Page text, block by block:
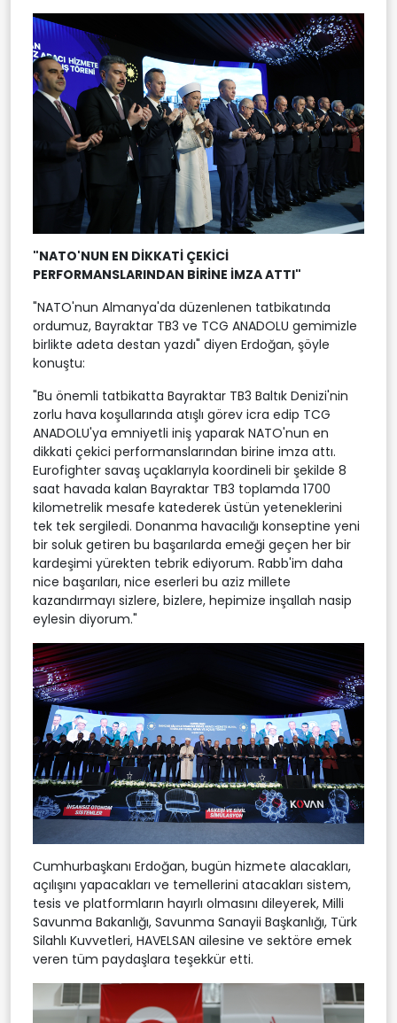
"NATO'NUN EN DİKKATİ ÇEKİCİ
PERFORMANSLARINDAN BİRİNE İMZA ATTI"
"NATO'nun Almanya'da düzenlenen tatbikatında
ordumuz, Bayraktar TB3 ve TCG ANADOLU gemimizle
birlikte adeta destan yazdı" diyen Erdoğan, şöyle
konuştu:
"Bu önemli tatbikatta Bayraktar TB3 Baltık Denizi'nin
zorlu hava koşullarında atışlı görev icra edip TCG
ANADOLU'ya emniyetli iniş yaparak NATO'nun en
dikkati çekici performanslarından birine imza attı.
Eurofighter savaş uçaklarıyla koordineli bir şekilde 8
saat havada kalan Bayraktar TB3 toplamda 1700
kilometrelik mesafe katederek üstün yeteneklerini
tek tek sergiledi. Donanma havacılığı konseptine yeni
bir soluk getiren bu başarılarda emeği geçen her bir
kardeşimi yürekten tebrik ediyorum. Rabb'im daha
nice başarıları, nice eserleri bu aziz millete
kazandırmayı sizlere, bizlere, hepimize inşallah nasip
eylesin diyorum."
Cumhurbaşkanı Erdoğan, bugün hizmete alacakları,
açılışını yapacakları ve temellerini atacakları sistem,
tesis ve platformların hayırlı olmasını dileyerek, Milli
Savunma Bakanlığı, Savunma Sanayii Başkanlığı, Türk
Silahlı Kuvvetleri, HAVELSAN ailesine ve sektöre emek
veren tüm paydaşlara teşekkür etti.